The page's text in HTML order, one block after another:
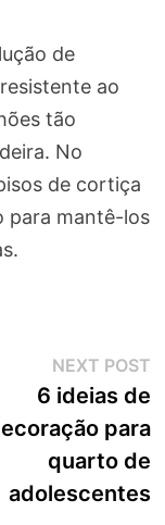
de
ao
tão
No
de cortiça
para mantê-los
NEXT POST
6 ideias de
para
quarto de
adolescentes